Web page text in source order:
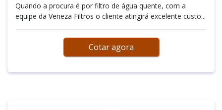
Quando a procura é por filtro de água quente, com a
equipe da Veneza Filtros o cliente atingirá excelente custo...
Cotar agora